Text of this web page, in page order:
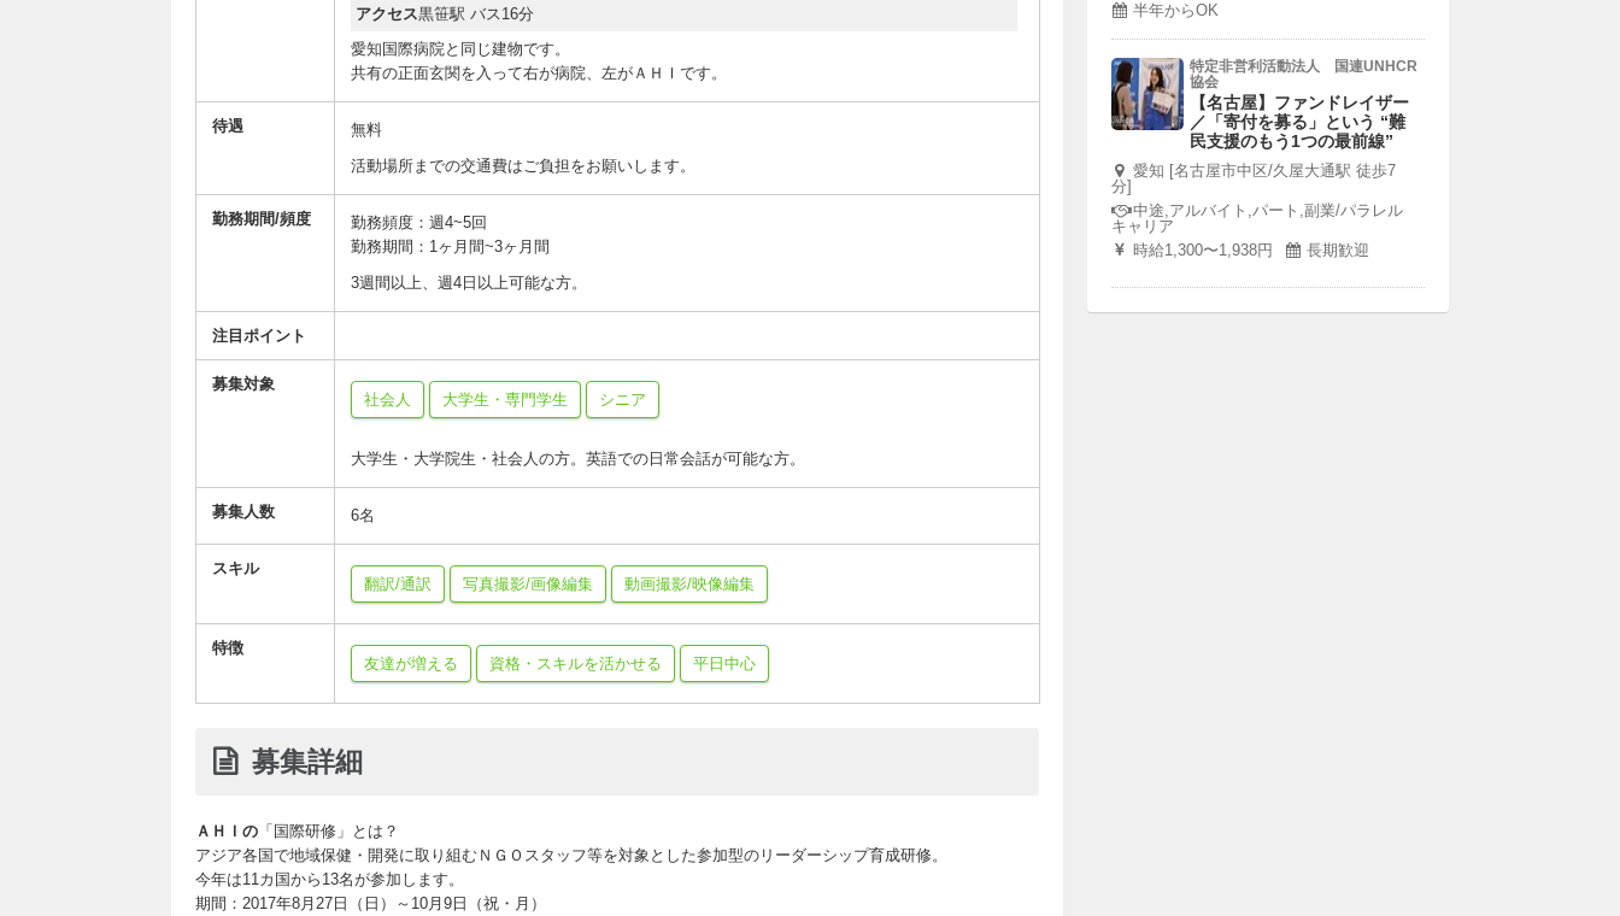
アクセス黒笹駅 バス16分
愛知国際病院と同じ建物です。
共有の正面玄関を入って右が病院、左がＡＨＩです。
待遇
無料
活動場所までの交通費はご負担をお願いします。
勤務期間/頻度
勤務頻度：週4~5回
勤務期間：1ヶ月間~3ヶ月間
3週間以上、週4日以上可能な方。
注目ポイント
募集対象
社会人
大学生・専門学生 シニア
大学生・大学院生・社会人の方。英語での日常会話が可能な方。
募集人数 6名
スキル
翻訳/通訳
写真撮影/画像編集 動画撮影/映像編集
特徴
友達が増える
資格・スキルを活かせる 平日中心
募集詳細
ＡＨＩの 「国際研修」とは？
アジア各国で地域保健・開発に取り組むＮＧＯスタッフ等を対象とした参加型のリーダーシップ育成研修。
今年は11カ国から13名が参加します。
期間：2017年8月27日（日）～10月9日（祝・月）
半年からOK
特定非営利活動法人 国連UNHCR
協会
【名古屋】ファンドレイザー
／「寄付を募る」という “難
民支援のもう1つの最前線”
愛知 [名古屋市中区/久屋大通駅 徒歩7
分]
中途,アルバイト,パート,副業/パラレル
キャリア
時給1,300〜1,938円
長期歓迎